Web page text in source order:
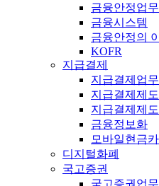
금융안정업
금융시스템
금융안정의
KOFR
지급결제
지급결제업
지급결제제도
지급결제제
금융정보화
모바일현금
디지털화폐
국고증권
국고증권업